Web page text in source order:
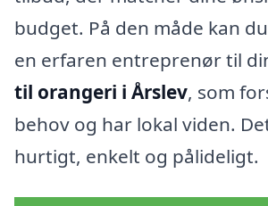
budget. På den måde kan
en erfaren entreprenør til
til orangeri i Årslev, som
behov og har lokal viden.
hurtigt, enkelt og pålideligt.